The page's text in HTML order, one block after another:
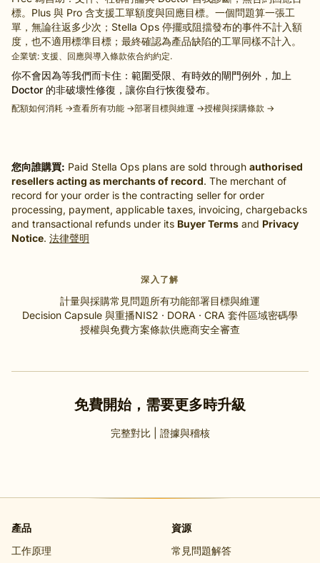
標。Plus 與 Pro 含支援工單額度與回應目標。一個問題算一張工
單，無論往返多少次；Stella Ops 停擺或阻擋發布的事件不計入額
度，也不適用標準目標；最終確認為產品缺陷的工單同樣不計入。
企業號: 支援、回應與導入條款依合約約定.
你不會因為等我們而卡住：範圍受限、有時效的閘門例外，加上
Doctor 的非破壞性修復，讓你自行恢復發布。
配額如何消耗 →查看所有功能 →部署目標與維運 →授權與採購條款 →
您向誰購買: Paid Stella Ops plans are sold through authorised
resellers acting as merchants of record. The merchant of
record for your order is the contracting seller for order
processing, payment, applicable taxes, invoicing, chargebacks
and transactional refunds under its Buyer Terms and Privacy
Notice. 法律聲明
深入了解
計量與採購常見問題所有功能部署目標與維運
Decision Capsule 與重播NIS2 · DORA · CRA 套件區域密碼學
授權與免費方案條款供應商安全審查
免費開始，需要更多時升級
完整對比| 證據與稽核
產品
工作原理
資源
常見問題解答